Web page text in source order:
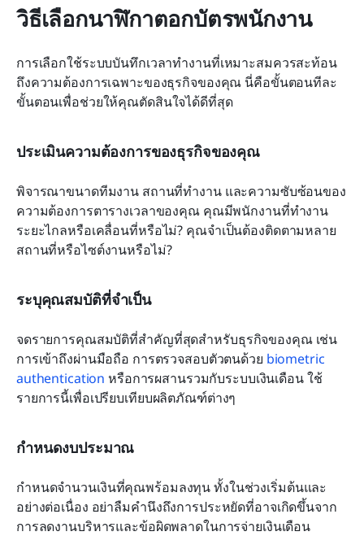
วิธีเลือกนาฬิกาตอกบัตรพนักงาน
การเลือกใช้ระบบบันทึกเวลาทำงานที่เหมาะสมควรสะท้อน
ถึงความต้องการเฉพาะของธุรกิจของคุณ นี่คือขั้นตอนทีละ
ขั้นตอนเพื่อช่วยให้คุณตัดสินใจได้ดีที่สุด
ประเมินความต้องการของธุรกิจของคุณ
พิจารณาขนาดทีมงาน สถานที่ทำงาน และความซับซ้อนของ
ความต้องการตารางเวลาของคุณ คุณมีพนักงานที่ทำงาน
ระยะไกลหรือเคลื่อนที่หรือไม่? คุณจำเป็นต้องติดตามหลาย
สถานที่หรือไซต์งานหรือไม่?
ระบุคุณสมบัติที่จำเป็น
จดรายการคุณสมบัติที่สำคัญที่สุดสำหรับธุรกิจของคุณ เช่น
การเข้าถึงผ่านมือถือ การตรวจสอบตัวตนด้วย biometric
authentication หรือการผสานรวมกับระบบเงินเดือน ใช้
รายการนี้เพื่อเปรียบเทียบผลิตภัณฑ์ต่างๆ
กำหนดงบประมาณ
กำหนดจำนวนเงินที่คุณพร้อมลงทุน ทั้งในช่วงเริ่มต้นและ
อย่างต่อเนื่อง อย่าลืมคำนึงถึงการประหยัดที่อาจเกิดขึ้นจาก
การลดงานบริหารและข้อผิดพลาดในการจ่ายเงินเดือน